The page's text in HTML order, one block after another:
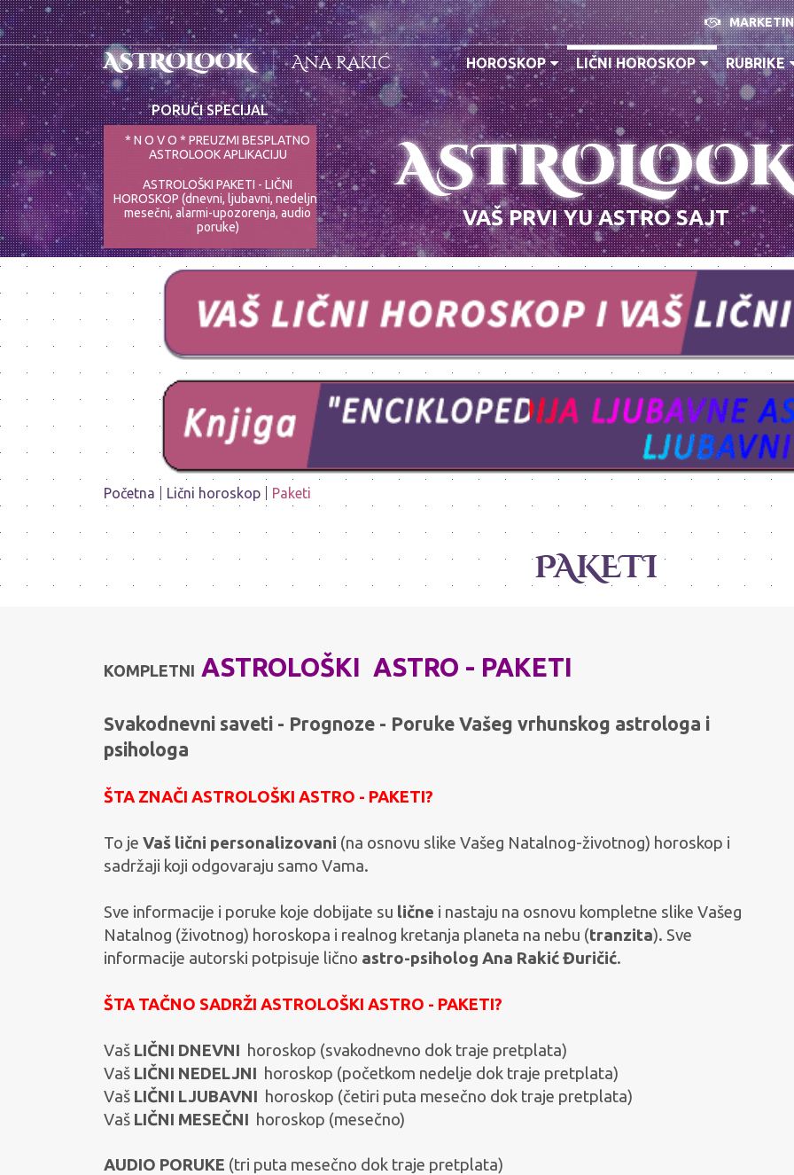
ASTROLOOK Ana Rakić HOROSKOP LIČNI HOROSKOP RUBRIKE
VAŠ PRVI YU ASTRO SAJT
PORUČI SPECIJAL
* N O V O * PREUZMI BESPLATNO
ASTROLOOK APLIKACIJU
ASTROLOŠKI PAKETI - LIČNI
HOROSKOP (dnevni, ljubavni, nedeljni,
mesečni, alarmi-upozorenja, audio
poruke)
ASTRO-PSIHOLOG - NAJPRECIZNIJE
ANALIZE
Početna Lični horoskop Paketi
PAKETI
KOMPLETNI ASTROLOŠKI ASTRO - PAKETI
Svakodnevni saveti - Prognoze - Poruke Vašeg vrhunskog astrologa i
psihologa
ŠTA ZNAČI ASTROLOŠKI ASTRO - PAKETI?
To je Vaš lični personalizovani (na osnovu slike Vašeg Natalnog-životnog) horoskop i
sadržaji koji odgovaraju samo Vama.
Sve informacije i poruke koje dobijate su lične i nastaju na osnovu kompletne slike Vašeg
Natalnog (životnog) horoskopa i realnog kretanja planeta na nebu (tranzita). Sve
informacije autorski potpisuje lično astro-psiholog Ana Rakić Đuričić.
ŠTA TAČNO SADRŽI ASTROLOŠKI ASTRO - PAKETI?
Vaš LIČNI DNEVNI horoskop (svakodnevno dok traje pretplata)
Vaš LIČNI NEDELJNI horoskop (početkom nedelje dok traje pretplata)
Vaš LIČNI LJUBAVNI horoskop (četiri puta mesečno dok traje pretplata)
Vaš LIČNI MESEČNI horoskop (mesečno)
AUDIO PORUKE (tri puta mesečno dok traje pretplata)